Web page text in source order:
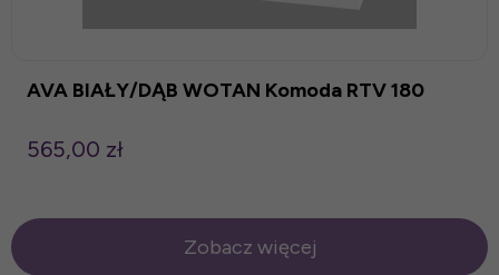
AVA BIAŁY/DĄB WOTAN Komoda RTV 180
565,00 zł
Zobacz więcej